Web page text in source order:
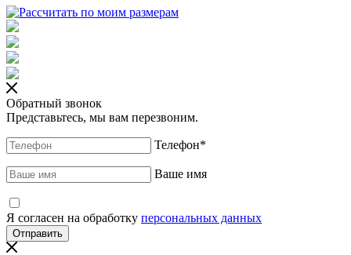
Обратный звонок
Представьтесь, мы вам перезвоним.
Телефон*
Ваше имя
Я согласен на обработку персональных данных